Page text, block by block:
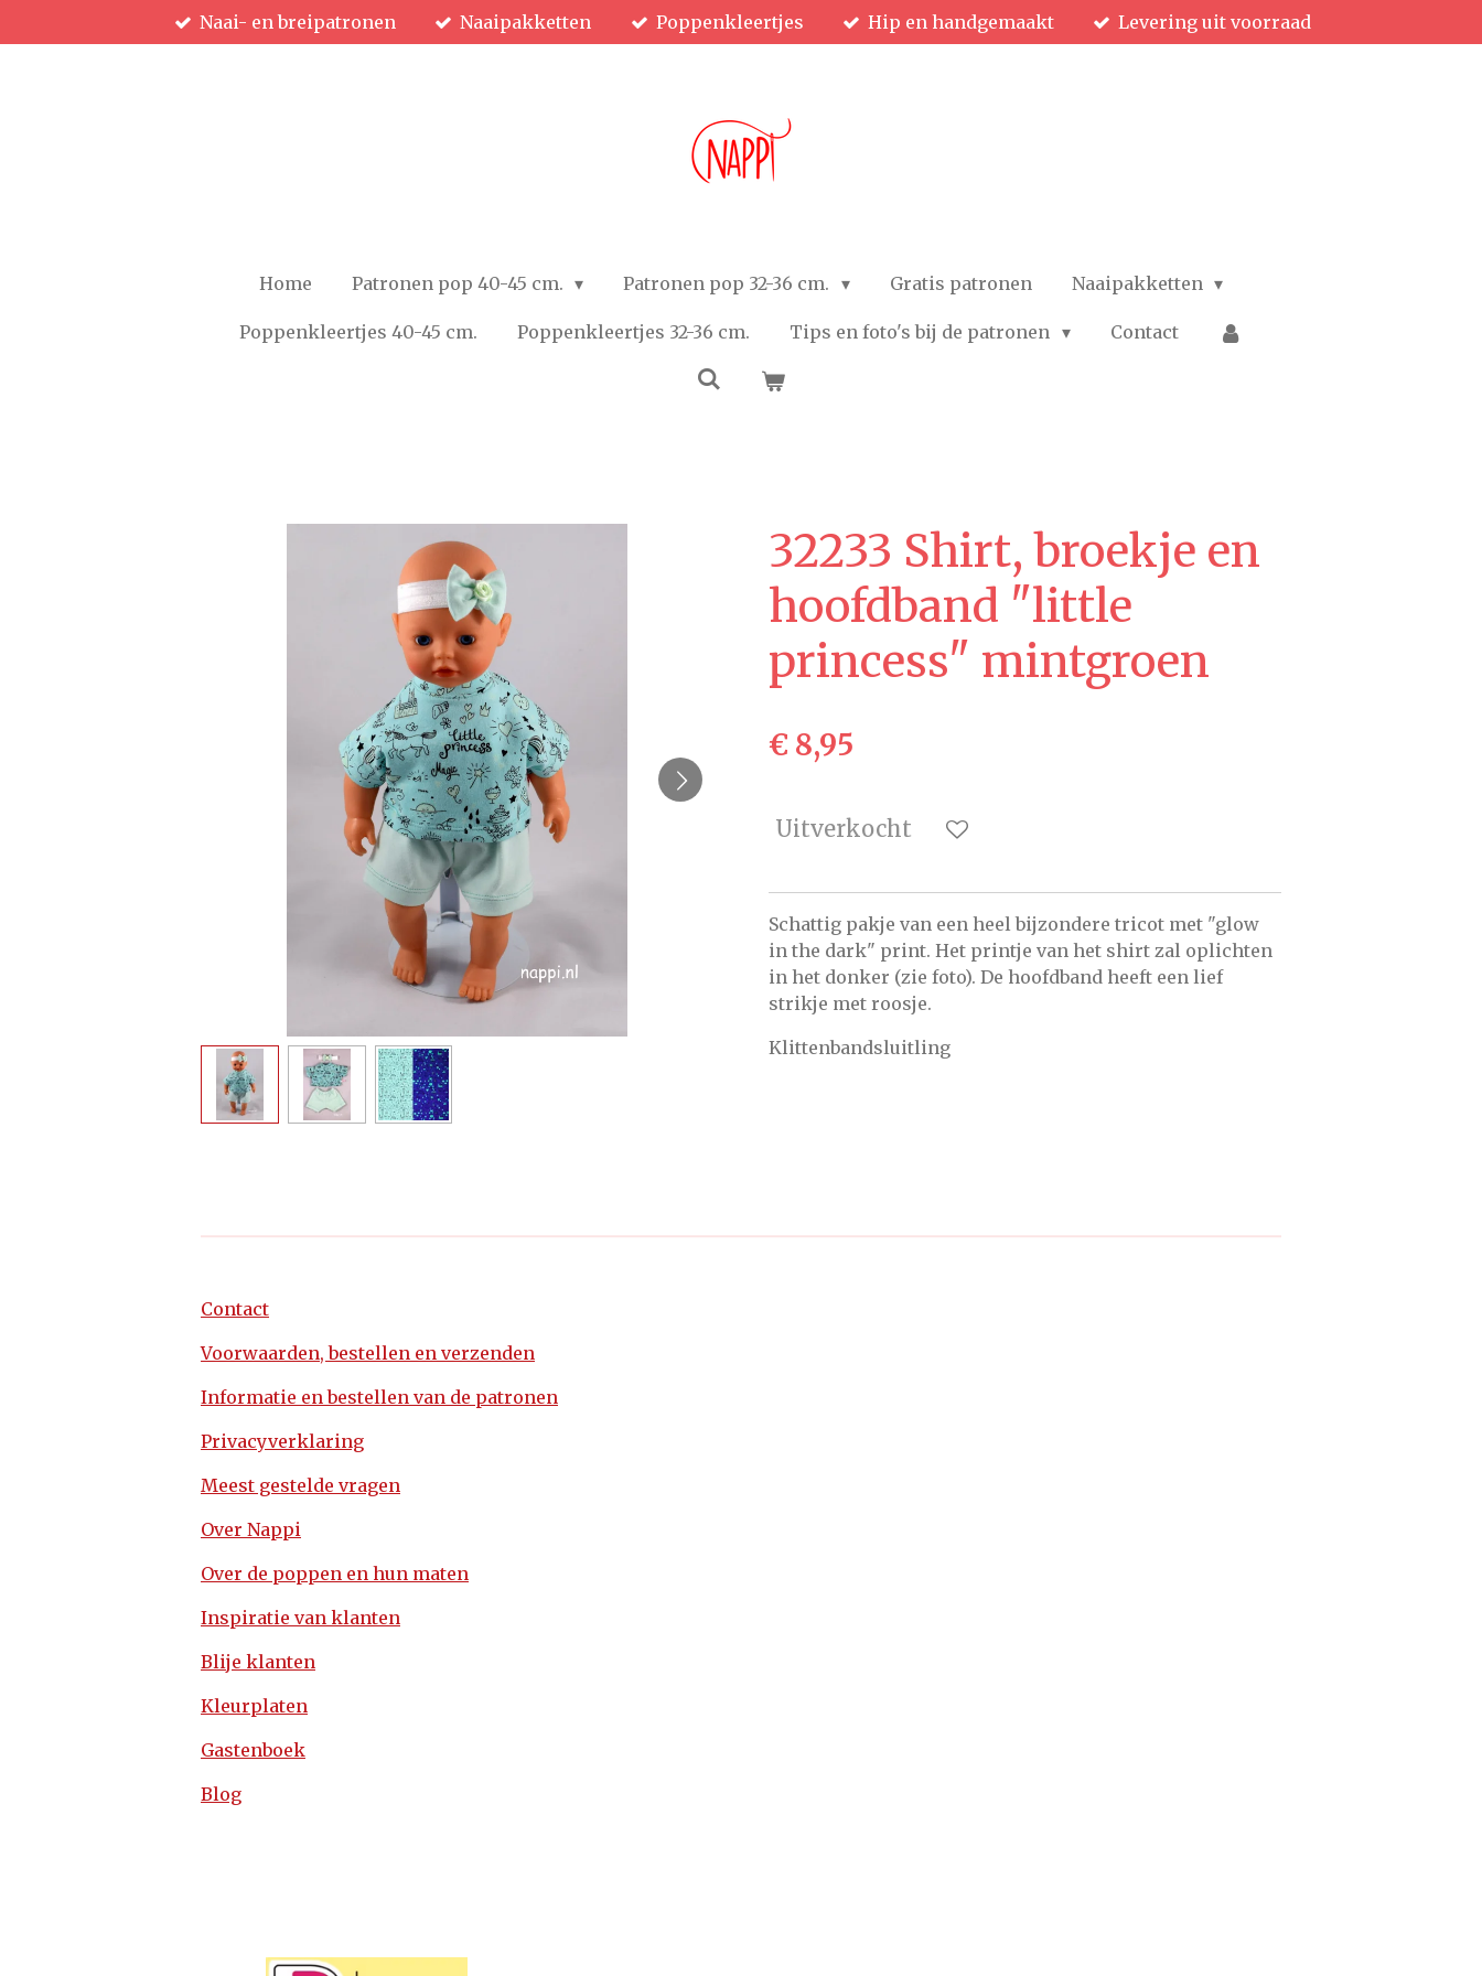
direct
Naai- en breipatronen Naaipakketten Poppenkleertjes Hip en handgemaakt Levering uit voorraad
Home Patronen pop 40-45 cm. Patronen pop 32-36 cm. Gratis patronen Naaipakketten
Poppenkleertjes 40-45 cm. Poppenkleertjes 32-36 cm. Tips en foto's bij de patronen Contact
32233 Shirt, broekje en
hoofdband "little
princess" mintgroen
€ 8,95
Uitverkocht
Schattig pakje van een heel bijzondere tricot met "glow
in the dark" print. Het printje van het shirt zal oplichten
in het donker (zie foto). De hoofdband heeft een lief
strikje met roosje.
Klittenbandsluitling
Contact
Voorwaarden, bestellen en verzenden
Informatie en bestellen van de patronen
Privacyverklaring
Meest gestelde vragen
Over Nappi
Over de poppen en hun maten
Inspiratie van klanten
Blije klanten
Kleurplaten
Gastenboek
Blog